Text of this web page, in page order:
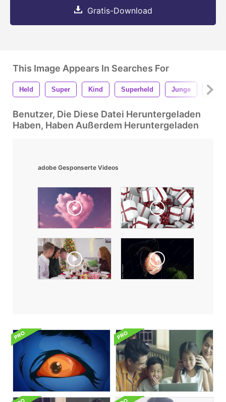
Gratis-Download
This Image Appears In Searches For
Held Super Kind Superheld Junge
Benutzer, Die Diese Datei Heruntergeladen
Haben, Haben Außerdem Heruntergeladen
adobe Gesponserte Videos